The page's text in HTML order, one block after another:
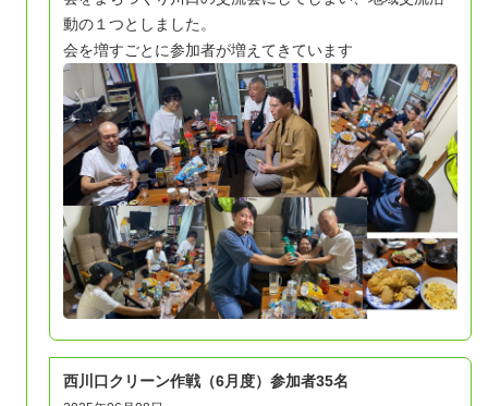
動の１つとしました。
会を増すごとに参加者が増えてきています
西川口クリーン作戦（6月度）参加者35名